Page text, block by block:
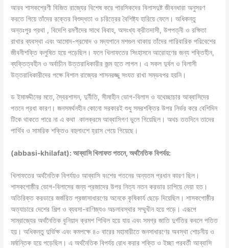
আরব শাসকশ্রেণী বিজিত রাজ্যের বিশেষ করে পারসিকদের বিলাসদুষ্ট জীবনধারা অনুসরণ
করতে গিয়ে তাঁদের রক্তের বিশুদ্ধতা ও চরিত্রের বৈশিষ্ট্য হারিয়ে ফেলে। অধিকন্তু
অন্তঃপুর প্রথা , বিদেশি রমণীদের সাথে বিবাহ, অসংখ্য ক্রীতদাসী, উপপত্নী ও রক্ষিতা
রাখার ব্যবস্থা এবং আমোদ-প্রমোদ ও মদ্যপানে মশগুল থাকায় তাঁদের পারিবারিক পরিবেশের
জীবনীশক্তি কলুষিত হয়ে পড়েছিল। ফলে খিলাফতের সিংহাসনে আরোহণের জন্য শক্তিহীন,
ব্যক্তিত্বহীন ও অর্বাচীন উত্তরাধিকারীর জন্ম হতে লাগল। এ সকল দুর্বল ও বিলাসী
উত্তরাধিকারীদের পক্ষে বিশাল রাজ্যের শাসনরজ্জু সংযত রাখা সম্ভবপর হয়নি।
ড ইমামদ্দীনের মতে, স্বৈরশাসন, দুর্নীতি, সীমাহীন ভোগ-বিলাস ও যথেচ্ছাচার আব্বাসিদের
পতনে প্রধা কারণ। জনসমর্থনহীন কোনো সরকারই শুধু সমরশক্তির উপর নির্ভর করে বেশিদিন
টিকে থাকতে পারে না এ কথা কালক্রমে আব্বাসিগণ ভুলে গিয়েছিল। অথচ ততদিনে তাদের
পার্থিব ও সামরিক শক্তিও বহুলাংশে হ্রাস পেয়ে গিয়েছে।
(abbasi-khilafat): আব্বাসি খিলাফত পতনে, অর্থনৈতিক বিপর্যয়:
খিলাফতের অর্থনৈতিক বিপর্যয়ও আব্বাসি বংশের পতনের অন্যতম প্রধান কারণ ছিল।
শাসকগোষ্ঠীর ভোগ-বিলাসের জন্য প্রজাদের উপর নিত্য নতন করভার চাপিয়ে দেয়া হত।
অতিরিক্ত করভারে জর্জরিত প্রজাসাধারণের অনেকে কৃষিকার্য ছেড়ে দিয়েছিল। শাসকগোষ্ঠীর
অত্যাচারে দেশের শিল্প ও ব্যবসা-বাণিজ্যও অচলাবস্থার সম্মুখীন হয়ে পড়ে। এরূপে
সাম্রাজ্যের অর্থনৈতিক বুনিয়াদ ক্রমশ শিথিল হয়ে যায় এবং সমগ্র জাতি দুর্গতির কবলে পতিত
হয়। অধিকন্তু দুর্ভিক্ষ এবং কমপক্ষে ৪০ বারের মহামারীতে জনসাধারণের অবস্থা শোচনীয় ও
মর্মান্তিক হয়ে পড়েছিল। এ অর্থনৈতিক বিপর্যয় রোধ করার শক্তি ও ইচ্ছা পরবর্তী আব্বাসি